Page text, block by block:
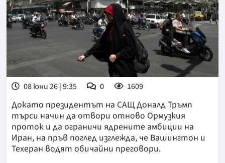
08 юни 26 | 9:35 0 1609
Докато президентът на САЩ Доналд Тръмп
търси начин да отвори отново Ормузкия
проток и да ограничи ядрените амбиции на
Иран, на пръв поглед изглежда, че Вашингтон и
Техеран водят обичайни преговори.